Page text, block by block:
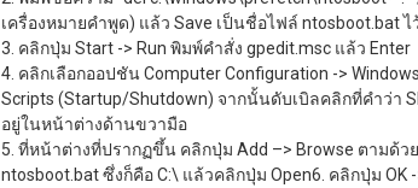
เครื่องหมายคำพูด) แล้ว Save เป็นชื่อไฟล์ ntosboot.bat ไ
3. คลิกปุ่ม Start -> Run พิมพ์คำสั่ง gpedit.msc แล้ว Enter
4. คลิกเลือกออปชัน Computer Configuration ->
Scripts (Startup/Shutdown) จากนั้นดับเบิลคลิกที่คำว่า
อยู่ในหน้าต่างด้านขวามือ
5. ที่หน้าต่างที่ปรากฏขึ้น คลิกปุ่ม Add –> Browse ตามด้ว
ntosboot.bat ซึ่งก็คือ C:\ แล้วคลิกปุ่ม Open6. คลิกปุ่ม OK